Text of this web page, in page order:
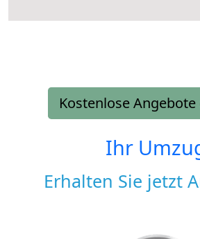
Kostenlose
Ihr
Erhalten Sie jetzt